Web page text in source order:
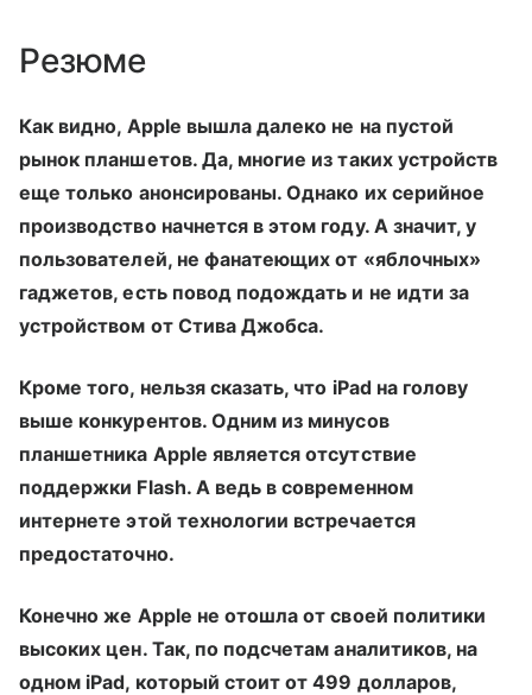
Резюме
Как видно, Apple вышла далеко не на пустой
рынок планшетов. Да, многие из таких устройств
еще только анонсированы. Однако их серийное
производство начнется в этом году. А значит, у
пользователей, не фанатеющих от «яблочных»
гаджетов, есть повод подождать и не идти за
устройством от Стива Джобса.
Кроме того, нельзя сказать, что iPad на голову
выше конкурентов. Одним из минусов
планшетника Apple является отсутствие
поддержки Flash. А ведь в современном
интернете этой технологии встречается
предостаточно.
Конечно же Apple не отошла от своей политики
высоких цен. Так, по подсчетам аналитиков, на
одном iPad, который стоит от 499 долларов,